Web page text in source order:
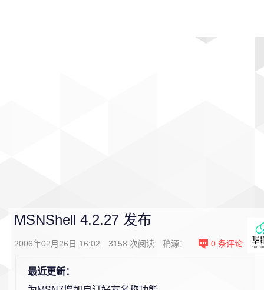
MSNShell 4.2.27 发布
2006年02月26日 16:02 3158 次阅读 稿源： 0 条评论
最近更新：